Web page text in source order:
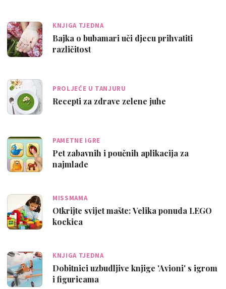
KNJIGA TJEDNA
Bajka o bubamari uči djecu prihvatiti
različitost
PROLJEĆE U TANJURU
Recepti za zdrave zelene juhe
PAMETNE IGRE
Pet zabavnih i poučnih aplikacija za
najmlađe
MISSMAMA
Otkrijte svijet mašte: Velika ponuda LEGO
kockica
KNJIGA TJEDNA
Dobitnici uzbudljive knjige 'Avioni' s igrom
i figuricama